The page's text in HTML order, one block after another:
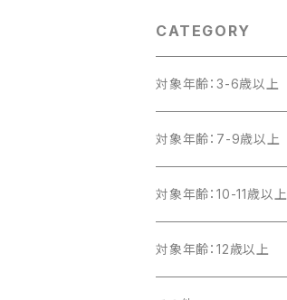
CATEGORY
対象年齢：3-6歳以上
対象年齢：7-9歳以上
対象年齢：10-11歳以上
対象年齢：12歳以上